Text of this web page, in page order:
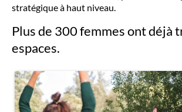
stratégique à haut niveau.
Plus de 300 femmes ont déjà
espaces.